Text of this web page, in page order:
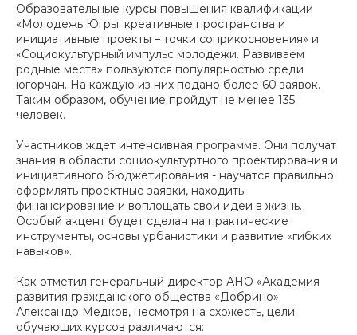
Образовательные курсы повышения квалификации
«Молодежь Югры: креативные пространства и
инициативные проекты – точки соприкосновения» и
«Социокультурный импульс молодежи. Развиваем
родные места» пользуются популярностью среди
югорчан. На каждую из них подано более 60 заявок.
Таким образом, обучение пройдут не менее 135
человек.
Участников ждет интенсивная программа. Они получат
знания в области социокультуртного проектирования и
инициативного бюджетирования - научатся правильно
оформлять проектные заявки, находить
финансирование и воплощать свои идеи в жизнь.
Особый акцент будет сделан на практические
инструменты, основы урбанистики и развитие «гибких
навыков».
Как отметил генеральный директор АНО «Академия
развития гражданского общества «Добрино»
Александр Медков, несмотря на схожесть, цели
обучающих курсов различаются: